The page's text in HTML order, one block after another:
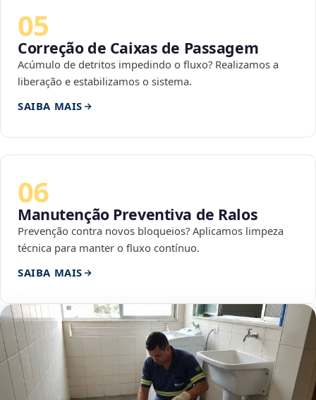
05
Correção de Caixas de Passagem
Acúmulo de detritos impedindo o fluxo? Realizamos a
liberação e estabilizamos o sistema.
SAIBA MAIS
06
Manutenção Preventiva de Ralos
Prevenção contra novos bloqueios? Aplicamos limpeza
técnica para manter o fluxo contínuo.
SAIBA MAIS